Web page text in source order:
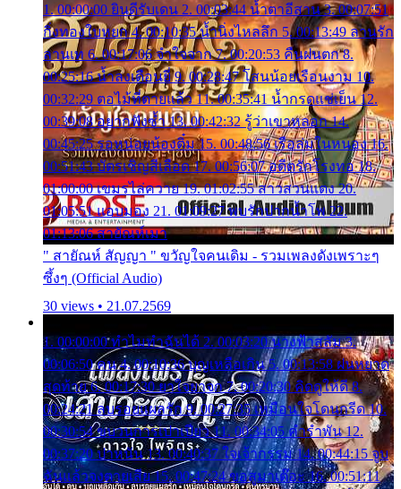
1. 00:00:00 ยินดีรับเดน 2. 00:03:44 น้ำตาอีสาน 3. 00:07:51
กิ่งทองใบหยก 4. 00:10:35 น้ำนิ่งไหลลึก 5. 00:13:49 ลานรัก
ลานเท 6. 00:17:06 จำใจจาก 7. 00:20:53 คืนฝนตก 8.
00:25:16 น้ำลงเดือนยี่ 9. 00:28:47 โสนน้อยเรือนงาม 10.
00:32:29 ตอไม้ที่ตายแล้ว 11. 00:35:41 น้ำกรดแช่เย็น 12.
00:39:08 อยากฟังซ้ำ 13. 00:42:32 รู้ว่าเขาหลอก 14.
00:45:25 รอหน่อยน้องติ๋ม 15. 00:48:56 เรือล่มในหนอง 16.
00:51:43 บัตรเชิญสีเลือด 17. 00:56:07 อดีตรักโรงทอ 18.
01:00:00 เขมรไล่ควาย 19. 01:02:55 สาวสวนแตง 20.
01:05:51 แอบมอง 21. 01:09:27 พบรักปากน้ำโพ 22.
01:13:06 สายัณห์เมา
" สายัณห์ สัญญา " ขวัญใจคนเดิม - รวมเพลงดังเพราะๆ
ซึ้งๆ (Official Audio)
30 views • 21.07.2569
1. 00:00:00 ทำไมทำฉันได้ 2. 00:03:20 นางฟ้าสลัม 3.
00:06:50 คน 4. 00:10:36 บุญเหลือเกิน 5. 00:13:58 ฝนหยาด
สุดท้าย 6. 00:17:30 ยาใจยาจก 7. 00:20:30 คิดดูให้ดี 8.
00:24:21 ลบรอยแผลรัก 9. 00:27:35 เหมือนใจโดนกรีด 10.
00:30:54 ขบวนการเปาเปียว 11. 00:34:05 คำรำพัน 12.
00:37:20 ปาหนัน 13. 00:40:37 ใจเจ้ากรรม 14. 00:44:15 จูบ
ฉันแล้วจงตายเสีย 15. 00:47:24 ขอสูมาเต๊อะ 16. 00:51:11